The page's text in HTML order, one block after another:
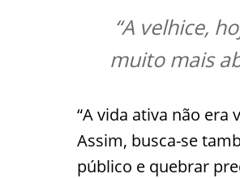
“A velhice,
muito mais
“A vida ativa não
Assim, busca-se
público e quebrar